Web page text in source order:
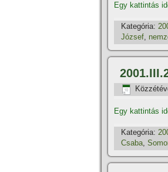
Egy kattintás
Kategória:
József,
Egy kattintás
Kategória:
Csaba,